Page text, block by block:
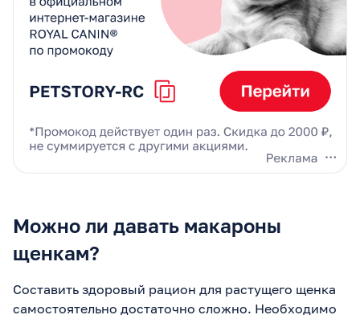
Можно ли давать макароны
щенкам?
Составить здоровый рацион для растущего щенка
самостоятельно достаточно сложно. Необходимо